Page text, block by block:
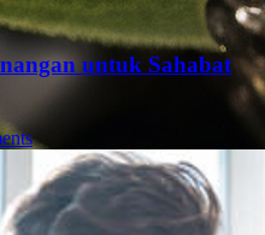
untuk Sahabat